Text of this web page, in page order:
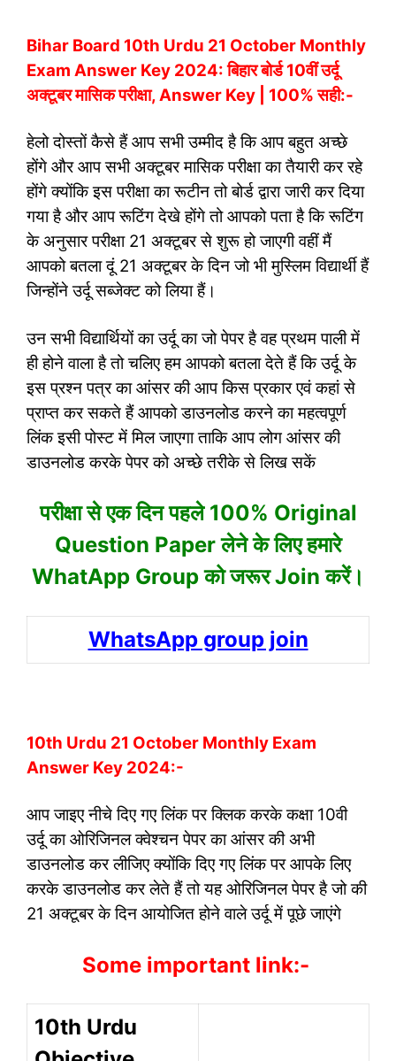
Bihar Board 10th Urdu 21 October Monthly
Exam Answer Key 2024: बिहार बोर्ड 10वीं उर्दू
अक्टूबर मासिक परीक्षा, Answer Key | 100% सही:-
हेलो दोस्तों कैसे हैं आप सभी उम्मीद है कि आप बहुत अच्छे
होंगे और आप सभी अक्टूबर मासिक परीक्षा का तैयारी कर रहे
होंगे क्योंकि इस परीक्षा का रूटीन तो बोर्ड द्वारा जारी कर दिया
गया है और आप रूटिंग देखे होंगे तो आपको पता है कि रूटिंग
के अनुसार परीक्षा 21 अक्टूबर से शुरू हो जाएगी वहीं मैं
आपको बतला दूं 21 अक्टूबर के दिन जो भी मुस्लिम विद्यार्थी हैं
जिन्होंने उर्दू सब्जेक्ट को लिया हैं।
उन सभी विद्यार्थियों का उर्दू का जो पेपर है वह प्रथम पाली में
ही होने वाला है तो चलिए हम आपको बतला देते हैं कि उर्दू के
इस प्रश्न पत्र का आंसर की आप किस प्रकार एवं कहां से
प्राप्त कर सकते हैं आपको डाउनलोड करने का महत्वपूर्ण
लिंक इसी पोस्ट में मिल जाएगा ताकि आप लोग आंसर की
डाउनलोड करके पेपर को अच्छे तरीके से लिख सकें
परीक्षा से एक दिन पहले 100% Original
Question Paper लेने के लिए हमारे
WhatApp Group को जरूर Join करें।
WhatsApp group join
10th Urdu 21 October Monthly Exam
Answer Key 2024:-
आप जाइए नीचे दिए गए लिंक पर क्लिक करके कक्षा 10वी
उर्दू का ओरिजिनल क्वेश्चन पेपर का आंसर की अभी
डाउनलोड कर लीजिए क्योंकि दिए गए लिंक पर आपके लिए
करके डाउनलोड कर लेते हैं तो यह ओरिजिनल पेपर है जो की
21 अक्टूबर के दिन आयोजित होने वाले उर्दू में पूछे जाएंगे
Some important link:-
10th Urdu